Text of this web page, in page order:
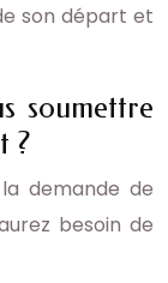
son départ et
soumettre
?
demande de
besoin de